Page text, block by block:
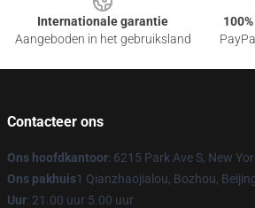
Internationale garantie
Aangeboden in het gebruiksland
Contacteer ons
Ons hoofdkantoor: 6215 Park Ave S, New
Ons pakhuis1 Qianzhaojialou, Bozhou,
Uur: 21.00 uur 5.00 uur